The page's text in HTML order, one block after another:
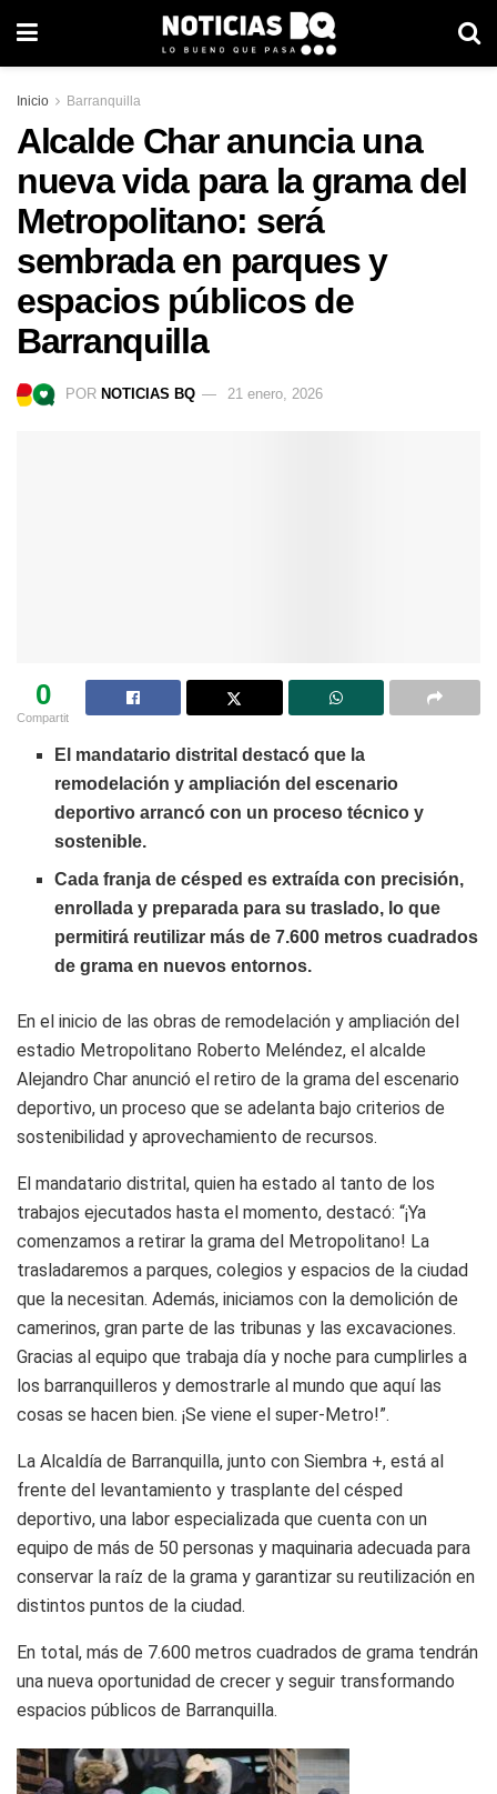
Inicio Barranquilla
Alcalde Char anuncia una
nueva vida para la grama del
Metropolitano: será
sembrada en parques y
espacios públicos de
Barranquilla
POR NOTICIAS BQ 21 enero, 2026
0
Compartit
El mandatario distrital destacó que la
remodelación y ampliación del escenario
deportivo arrancó con un proceso técnico y
sostenible.
Cada franja de césped es extraída con precisión,
enrollada y preparada para su traslado, lo que
permitirá reutilizar más de 7.600 metros cuadrados
de grama en nuevos entornos.
En el inicio de las obras de remodelación y ampliación del
estadio Metropolitano Roberto Meléndez, el alcalde
Alejandro Char anunció el retiro de la grama del escenario
deportivo, un proceso que se adelanta bajo criterios de
sostenibilidad y aprovechamiento de recursos.
El mandatario distrital, quien ha estado al tanto de los
trabajos ejecutados hasta el momento, destacó: “¡Ya
comenzamos a retirar la grama del Metropolitano! La
trasladaremos a parques, colegios y espacios de la ciudad
que la necesitan. Además, iniciamos con la demolición de
camerinos, gran parte de las tribunas y las excavaciones.
Gracias al equipo que trabaja día y noche para cumplirles a
los barranquilleros y demostrarle al mundo que aquí las
cosas se hacen bien. ¡Se viene el super-Metro!”.
La Alcaldía de Barranquilla, junto con Siembra +, está al
frente del levantamiento y trasplante del césped
deportivo, una labor especializada que cuenta con un
equipo de más de 50 personas y maquinaria adecuada para
conservar la raíz de la grama y garantizar su reutilización en
distintos puntos de la ciudad.
En total, más de 7.600 metros cuadrados de grama tendrán
una nueva oportunidad de crecer y seguir transformando
espacios públicos de Barranquilla.